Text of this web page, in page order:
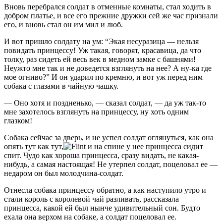
Вновь перебрался солдат в отменные комнаты, стал ходить в
добром платье, и все его прежние дружки сей же час признали
его, и вновь стал он им мил и люб.
И вот пришло солдату на ум: “Экая несуразица — нельзя
повидать принцессу! Уж такая, говорят, красавица, да что
толку, раз сидеть ей весь век в медном замке с башнями!
Неужто мне так и не доведется взглянуть на нее? А ну-ка где
мое огниво?” И он ударил по кремню, и вот уж перед ним
собака с глазами в чайную чашку.
— Оно хотя и поздненько, — сказал солдат, — да уж так-то
мне захотелось взглянуть на принцессу, ну хоть одним
глазком!
Собака сейчас за дверь, и не успел солдат оглянуться, как она
опять тут как тут,
и на спине у нее принцесса сидит
спит. Чудо как хороша принцесса, сразу видать, не какая-
нибудь, а самая настоящая! Не утерпел солдат, поцеловал ее —
недаром он был молодчина-солдат.
Отнесла собака принцессу обратно, а как наступило утро и
стали король с королевой чай разливать, рассказала
принцесса, какой ей был нынче удивительный сон. Будто
ехала она верхом на собаке, а солдат поцеловал ее.